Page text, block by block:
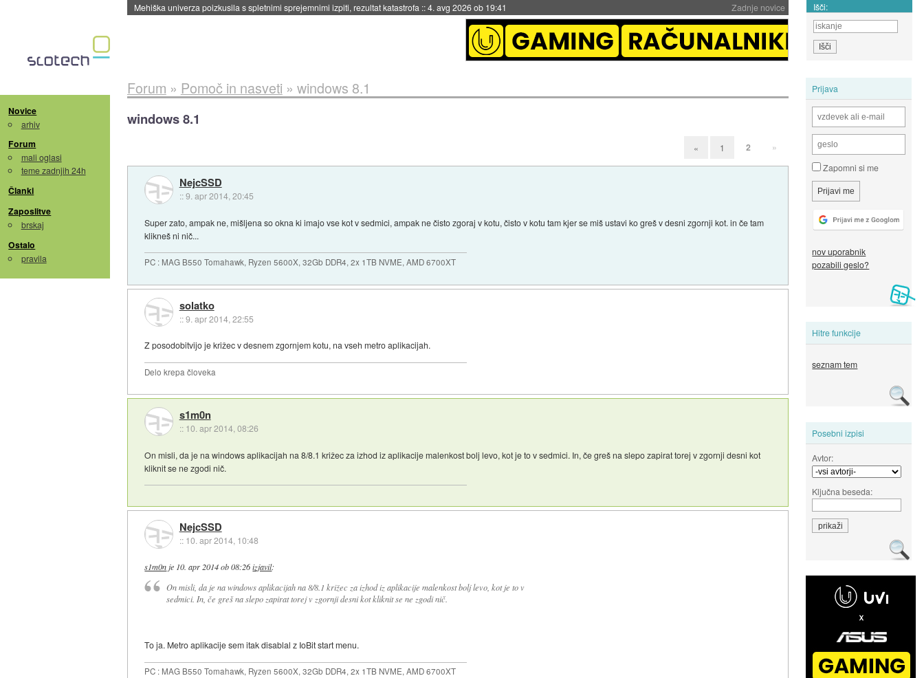
Zadnje novice
Evropska vesoljska agencija razvija svojo raketo za večkratno uporabo::4. avg 2026 ob 19:41 Išči:
Novice
arhiv
Forum
mali oglasi
teme zadnjih 24h
Članki
Zaposlitve
brskaj
Ostalo
pravila
Prijava
Zapomni si me
nov uporabnik
pozabili geslo?
Hitre funkcije
seznam tem
Posebni izpisi
Avtor:
Ključna beseda:
Forum » Pomoč in nasveti » windows 8.1
windows 8.1
« 1 2 »
NejcSSD
::9. apr 2014, 20:45
Super zato, ampak ne, mišljena so okna ki imajo vse kot v sedmici, ampak ne čisto zgoraj v kotu, čisto v kotu tam kjer se miš ustavi ko greš v desni zgornji kot. in če tam
klikneš ni nič...
PC : MAG B550 Tomahawk, Ryzen 5600X, 32Gb DDR4, 2x 1TB NVME, AMD 6700XT
solatko
::9. apr 2014, 22:55
Z posodobitvijo je križec v desnem zgornjem kotu, na vseh metro aplikacijah.
Delo krepa človeka
s1m0n
:: 10. apr 2014, 08:26
On misli, da je na windows aplikacijah na 8/8.1 križec za izhod iz aplikacije malenkost bolj levo, kot je to v sedmici. In, če greš na slepo zapirat torej v zgornji desni kot
kliknit se ne zgodi nič.
NejcSSD
:: 10. apr 2014, 10:48
s1m0n je 10. apr 2014 ob 08:26 izjavil:
On misli, da je na windows aplikacijah na 8/8.1 križec za izhod iz aplikacije malenkost bolj levo, kot je to v
sedmici. In, če greš na slepo zapirat torej v zgornji desni kot kliknit se ne zgodi nič.
To ja. Metro aplikacije sem itak disablal z IoBit start menu.
PC : MAG B550 Tomahawk, Ryzen 5600X, 32Gb DDR4, 2x 1TB NVME, AMD 6700XT